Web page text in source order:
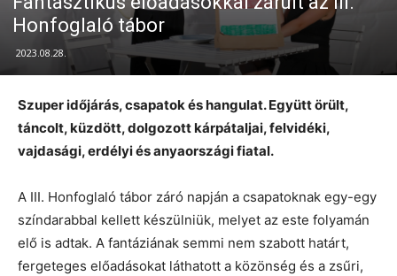
Honfoglaló tábor
2023.08.28.
Szuper időjárás, csapatok és hangulat. Együtt örült,
táncolt, küzdött, dolgozott kárpátaljai, felvidéki,
vajdasági, erdélyi és anyaországi fiatal.
A III. Honfoglaló tábor záró napján a csapatoknak egy-egy
színdarabbal kellett készülniük, melyet az este folyamán
elő is adtak. A fantáziának semmi nem szabott határt,
fergeteges előadásokat láthatott a közönség és a zsűri,